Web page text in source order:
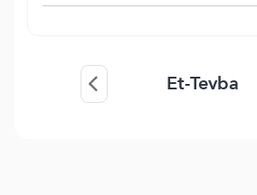
Et-Tevba